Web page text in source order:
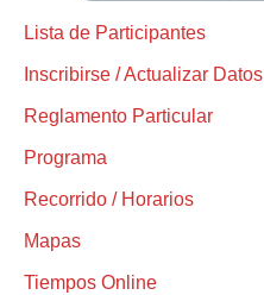
Lista de Participantes
Inscribirse / Actualizar Datos
Reglamento Particular
Programa
Recorrido / Horarios
Mapas
Tiempos Online